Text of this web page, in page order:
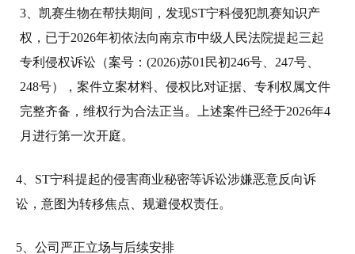
3、凯赛生物在帮扶期间，发现ST宁科侵犯凯赛知识产
权，已于2026年初依法向南京市中级人民法院提起三起
专利侵权诉讼（案号：(2026)苏01民初246号、247号、
248号），案件立案材料、侵权比对证据、专利权属文件
完整齐备，维权行为合法正当。上述案件已经于2026年4
月进行第一次开庭。
4、ST宁科提起的侵害商业秘密等诉讼涉嫌恶意反向诉
讼，意图为转移焦点、规避侵权责任。
5、公司严正立场与后续安排